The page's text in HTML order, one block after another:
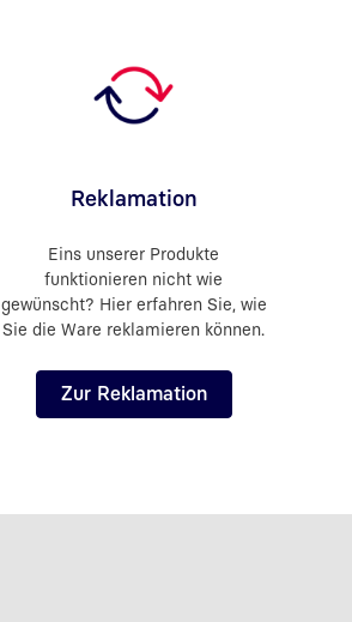
Reklamation
Eins unserer Produkte
funktionieren nicht wie
gewünscht? Hier erfahren Sie, wie
Sie die Ware reklamieren können.
Zur Reklamation